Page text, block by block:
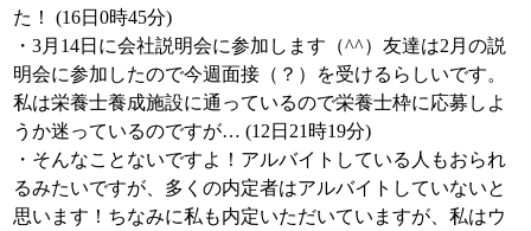
た！ (16日0時45分)
・3月14日に会社説明会に参加します（^^）友達は2月の説
明会に参加したので今週面接（？）を受けるらしいです。
私は栄養士養成施設に通っているので栄養士枠に応募しよ
うか迷っているのですが… (12日21時19分)
・そんなことないですよ！アルバイトしている人もおられ
るみたいですが、多くの内定者はアルバイトしていないと
思います！ちなみに私も内定いただいていますが、私はウ